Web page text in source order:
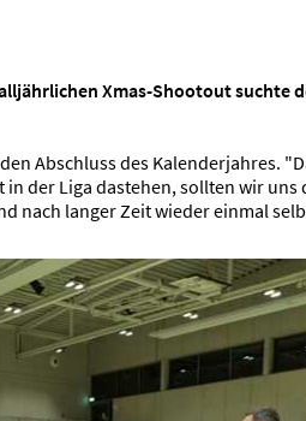
Xmas-Shootout suchte
Abschluss des Kalenderjahres.
der Liga dastehen, sollten wir uns
nach langer Zeit wieder einmal